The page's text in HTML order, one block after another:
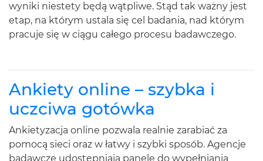
wyniki niestety będą wątpliwe. Stąd tak ważny jest
etap, na którym ustala się cel badania, nad którym
pracuje się w ciągu całego procesu badawczego.
Ankiety online – szybka i
uczciwa gotówka
Ankietyzacja online pozwala realnie zarabiać za
pomocą sieci oraz w łatwy i szybki sposób. Agencje
badawcze udostępniają panele do wypełniania